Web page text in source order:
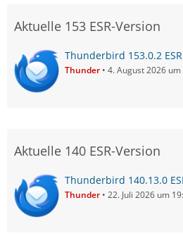
Aktuelle 153 ESR-Version
Thunderbird 153.0.2
Thunder 4. August 2026 um
Aktuelle 140 ESR-Version
Thunderbird 140.13.0
Thunder 22. Juli 2026 um